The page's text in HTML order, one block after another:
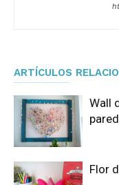
ARTÍCULOS
Wall
Flor